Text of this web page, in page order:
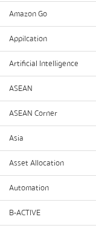
Amazon Go
Appilcation
Artificial Intelligence
ASEAN
ASEAN Corner
Asia
Asset Allocation
Automation
B-ACTIVE